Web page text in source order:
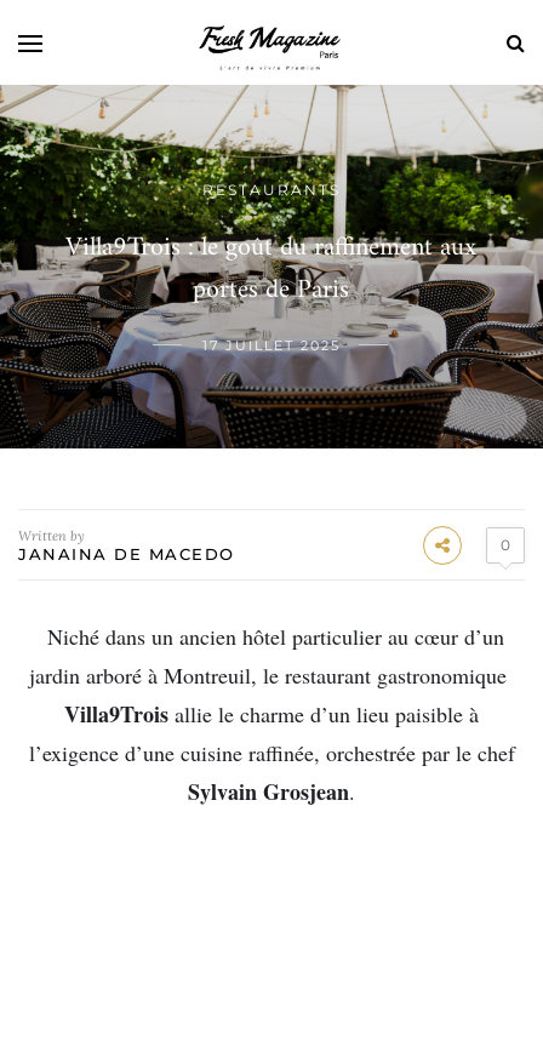
RESTAURANTS
Villa9Trois : le goût du raffinement aux
portes de Paris
17 JUILLET 2025
Written by
JANAINA DE MACEDO 0
Niché dans un ancien hôtel particulier au cœur d’un
jardin arboré à Montreuil, le restaurant gastronomique
Villa9Trois allie le charme d’un lieu paisible à
l’exigence d’une cuisine raffinée, orchestrée par le chef
Sylvain Grosjean.